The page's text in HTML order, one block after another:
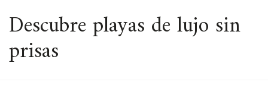
ESPACIO
Descubre playas de lujo sin
prisas